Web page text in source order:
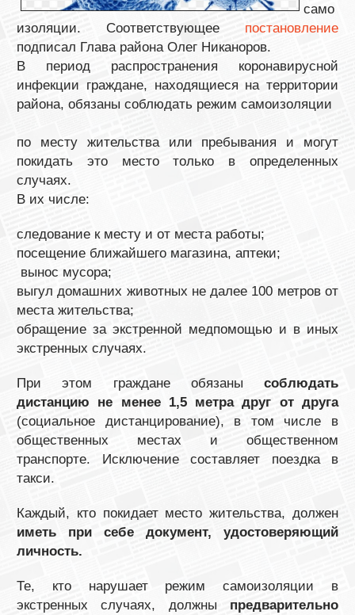
само
изоляции. Соответствующее постановление
подписал Глава района Олег Никаноров.
В период распространения коронавирусной
инфекции граждане, находящиеся на территории
района, обязаны соблюдать режим самоизоляции
по месту жительства или пребывания и могут
покидать это место только в определенных
случаях.
В их числе:
следование к месту и от места работы;
посещение ближайшего магазина, аптеки;
вынос мусора;
выгул домашних животных не далее 100 метров от
места жительства;
обращение за экстренной медпомощью и в иных
экстренных случаях.
При этом граждане обязаны соблюдать
дистанцию не менее 1,5 метра друг от друга
(социальное дистанцирование), в том числе в
общественных местах и общественном
транспорте. Исключение составляет поездка в
такси.
Каждый, кто покидает место жительства, должен
иметь при себе документ, удостоверяющий
личность.
Те, кто нарушает режим самоизоляции в
экстренных случаях, должны предварительно